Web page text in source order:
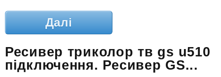
Далі
Ресивер триколор тв gs u510
підключення. Ресивер GS...